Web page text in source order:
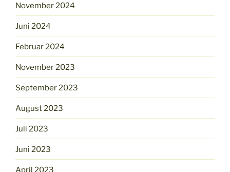
November 2024
Juni 2024
Februar 2024
November 2023
September 2023
August 2023
Juli 2023
Juni 2023
April 2023